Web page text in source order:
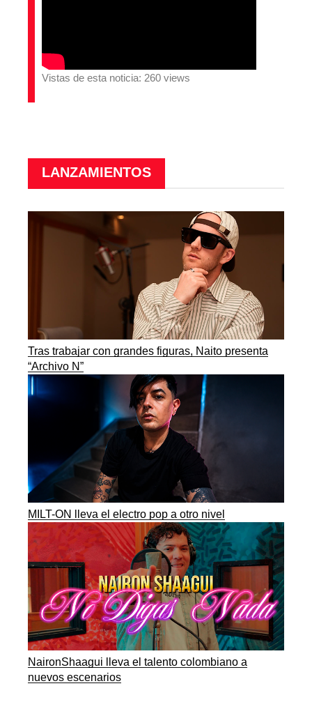
Vistas de esta noticia: 260 views
LANZAMIENTOS
Tras trabajar con grandes figuras, Naito presenta
“Archivo N”
MILT-ON lleva el electro pop a otro nivel
NaironShaagui lleva el talento colombiano a
nuevos escenarios